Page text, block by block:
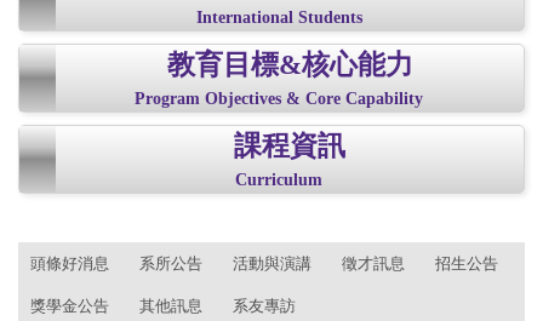
International Students
教育目標&核心能力
Program Objectives & Core Capability
課程資訊
Curriculum
頭條好消息 系所公告 活動與演講 徵才訊息 招生公告
獎學金公告 其他訊息 系友專訪